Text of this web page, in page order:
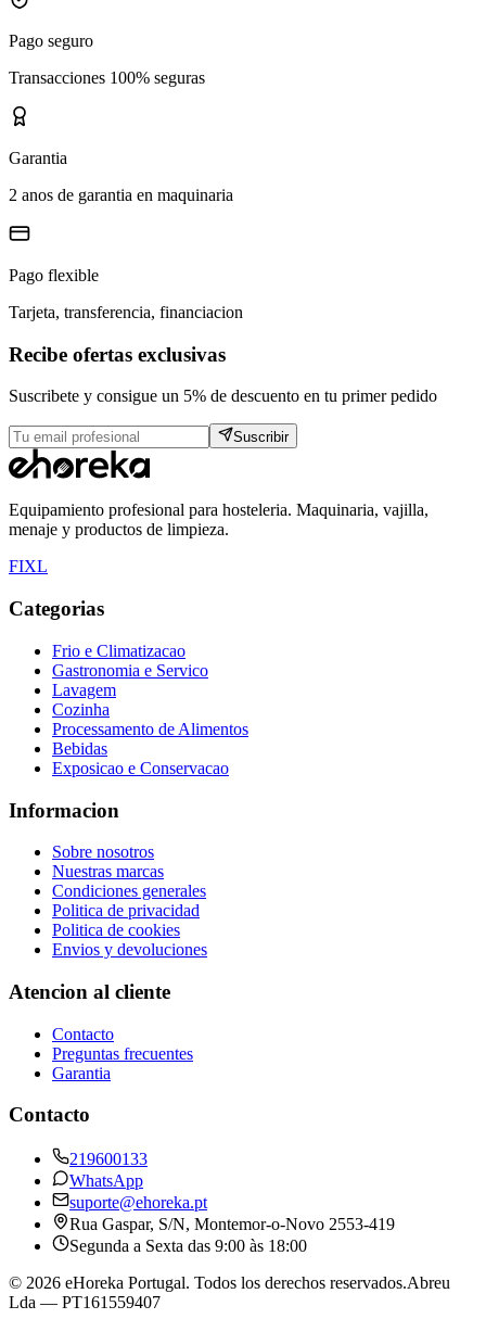
Pago seguro
Transacciones 100% seguras
Garantia
2 anos de garantia en maquinaria
Pago flexible
Tarjeta, transferencia, financiacion
Recibe ofertas exclusivas
Suscribete y consigue un 5% de descuento en tu primer pedido
Suscribir
Equipamiento profesional para hosteleria. Maquinaria, vajilla,
menaje y productos de limpieza.
FIXL
Categorias
Frio e Climatizacao
Gastronomia e Servico
Lavagem
Cozinha
Processamento de Alimentos
Bebidas
Exposicao e Conservacao
Informacion
Sobre nosotros
Nuestras marcas
Condiciones generales
Politica de privacidad
Politica de cookies
Envios y devoluciones
Atencion al cliente
Contacto
Preguntas frecuentes
Garantia
Contacto
219600133
WhatsApp
suporte@ehoreka.pt
Rua Gaspar, S/N, Montemor-o-Novo 2553-419
Segunda a Sexta das 9:00 às 18:00
© 2026 eHoreka Portugal. Todos los derechos reservados.Abreu
Lda — PT161559407